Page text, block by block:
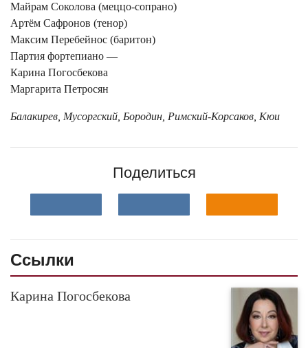
Майрам Соколова (меццо-сопрано)
Артём Сафронов (тенор)
Максим Перебейнос (баритон)
Партия фортепиано —
Карина Погосбекова
Маргарита Петросян
Балакирев, Мусоргский, Бородин, Римский-Корсаков, Кюи
Поделиться
Ссылки
Карина Погосбекова